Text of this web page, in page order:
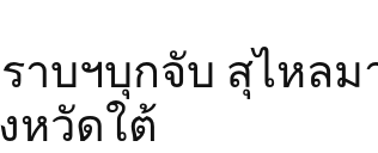
าบฯบุกจับ สุไหล
หวัดใต้